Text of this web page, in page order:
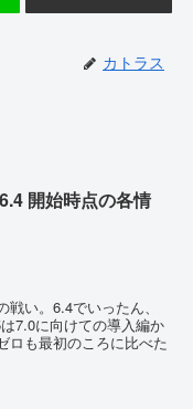
カトラス
開始時点の各情
い。6.4でいったん、
7.0に向けての導入編か
ロも最初のころに比べた